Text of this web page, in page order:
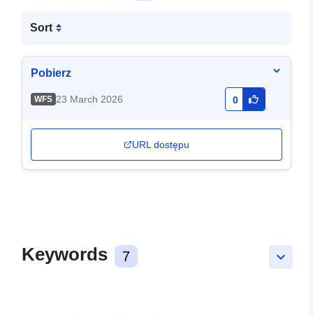
Sort
Pobierz
WFS 23 March 2026 0
URL dostępu
keyboard_arrow_down
Keywords 7